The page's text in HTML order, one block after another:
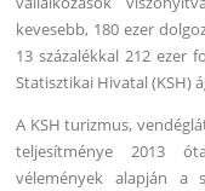
kevesebb, 180 ezer
13 százalékkal 212
Statisztikai Hivatal (KSH)
A KSH turizmus,
teljesítménye 2013
vélemények alapján a